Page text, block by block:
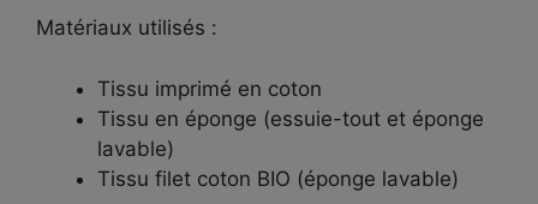
Matériaux utilisés :
Tissu imprimé en coton
Tissu en éponge (essuie-tout et éponge
lavable)
Tissu filet coton BIO (éponge lavable)